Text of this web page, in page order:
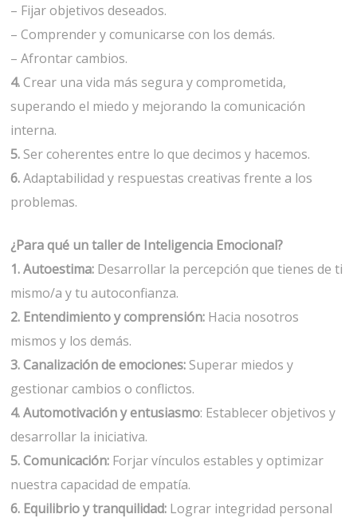
– Fijar objetivos deseados.
– Comprender y comunicarse con los demás.
– Afrontar cambios.
4.Crear una vida más segura y comprometida,
superando el miedo y mejorando la comunicación
interna.
5. Ser coherentes entre lo que decimos y hacemos.
6.Adaptabilidad y respuestas creativas frente a los
problemas.
¿Para qué un taller de Inteligencia Emocional?
1. Autoestima: Desarrollar la percepción que tienes de ti
mismo/a y tu autoconfianza.
2. Entendimiento y comprensión: Hacia nosotros
mismos y los demás.
3. Canalización de emociones: Superar miedos y
gestionar cambios o conflictos.
4. Automotivación y entusiasmo: Establecer objetivos y
desarrollar la iniciativa.
5. Comunicación: Forjar vínculos estables y optimizar
nuestra capacidad de empatía.
6. Equilibrio y tranquilidad: Lograr integridad personal